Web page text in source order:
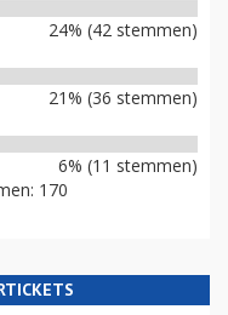
24% (42 stemmen)
21% (36 stemmen)
6% (11 stemmen)
170